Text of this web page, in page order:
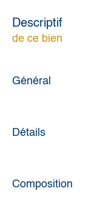
descriptif
de ce bien
Général
Détails
Composition